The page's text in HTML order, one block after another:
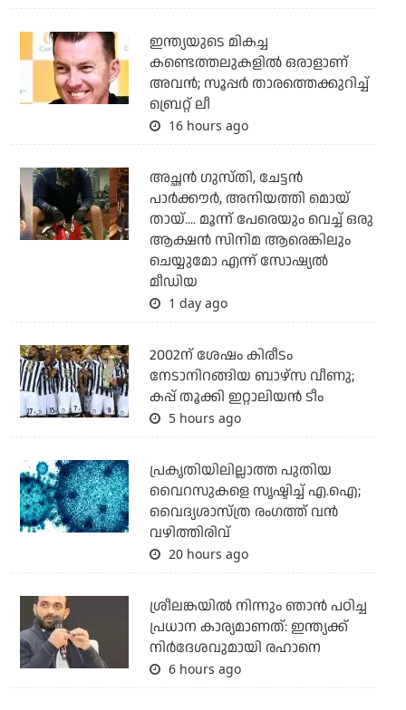
ഇന്ത്യയുടെ മികച്ച
കണ്ടെത്തലുകളില്‍ ഒരാളാണ്
അവന്‍; സൂപ്പര്‍ താരത്തെക്കുറിച്ച്
ബ്രെറ്റ് ലീ
16 hours ago
അച്ഛന്‍ ഗുസ്തി, ചേട്ടന്‍
പാര്‍ക്കൗര്‍, അനിയത്തി മൊയ്
തായ്.... മൂന്ന് പേരെയും വെച്ച് ഒരു
ആക്ഷന്‍ സിനിമ ആരെങ്കിലും
ചെയ്യുമോ എന്ന് സോഷ്യല്‍
മീഡിയ
1 day ago
2002ന് ശേഷം കിരീടം
നേടാനിറങ്ങിയ ബാഴ്സ വീണു;
കപ്പ് തൂക്കി ഇറ്റാലിയൻ ടീം
5 hours ago
പ്രകൃതിയിലില്ലാത്ത പുതിയ
വൈറസുകളെ സൃഷ്ടിച്ച് എ.ഐ;
വൈദ്യശാസ്ത്ര രംഗത്ത് വന്‍
വഴിത്തിരിവ്
20 hours ago
ശ്രീലങ്കയില്‍ നിന്നും ഞാന്‍ പഠിച്ച
പ്രധാന കാര്യമാണത്: ഇന്ത്യക്ക്
നിര്‍ദേശവുമായി രഹാനെ
6 hours ago